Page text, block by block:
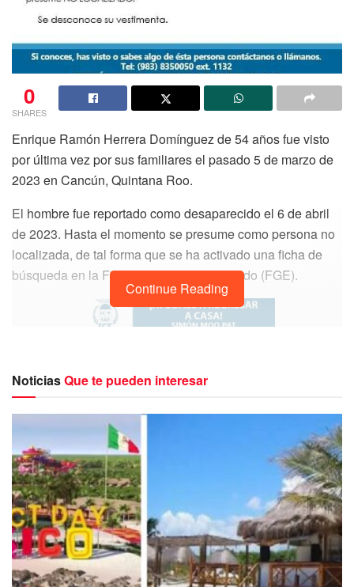
0
SHARES
Enrique Ramón Herrera Domínguez de 54 años fue visto
por última vez por sus familiares el pasado 5 de marzo de
2023 en Cancún, Quintana Roo.
El hombre fue reportado como desaparecido el 6 de abril
de 2023. Hasta el momento se presume como persona no
localizada, de tal forma que se ha activado una ficha de
búsqueda en la Fiscalía General del Estado (FGE).
La persona es de complexión delgada, es de tez morena ,
tiene cabello lacio, corto y ojos cafés.
Continue Reading
NoticiasQue te pueden interesar